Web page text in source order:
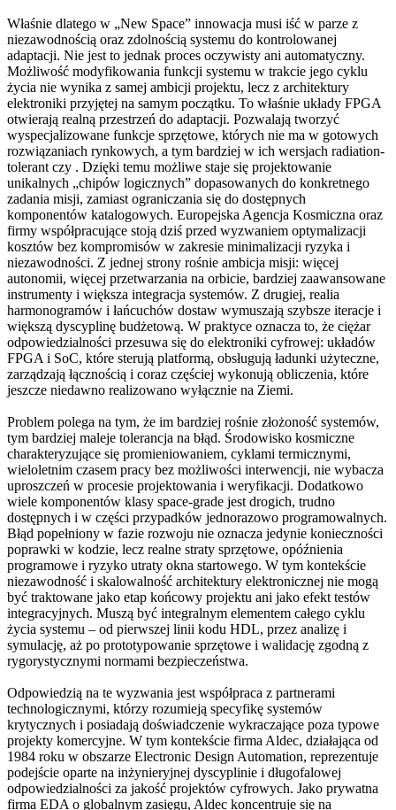
Właśnie dlatego w „New Space” innowacja musi iść w parze z
niezawodnością oraz zdolnością systemu do kontrolowanej
adaptacji. Nie jest to jednak proces oczywisty ani automatyczny.
Możliwość modyfikowania funkcji systemu w trakcie jego cyklu
życia nie wynika z samej ambicji projektu, lecz z architektury
elektroniki przyjętej na samym początku. To właśnie układy FPGA
otwierają realną przestrzeń do adaptacji. Pozwalają tworzyć
wyspecjalizowane funkcje sprzętowe, których nie ma w gotowych
rozwiązaniach rynkowych, a tym bardziej w ich wersjach radiation-
tolerant czy . Dzięki temu możliwe staje się projektowanie
unikalnych „chipów logicznych” dopasowanych do konkretnego
zadania misji, zamiast ograniczania się do dostępnych
komponentów katalogowych. Europejska Agencja Kosmiczna oraz
firmy współpracujące stoją dziś przed wyzwaniem optymalizacji
kosztów bez kompromisów w zakresie minimalizacji ryzyka i
niezawodności. Z jednej strony rośnie ambicja misji: więcej
autonomii, więcej przetwarzania na orbicie, bardziej zaawansowane
instrumenty i większa integracja systemów. Z drugiej, realia
harmonogramów i łańcuchów dostaw wymuszają szybsze iteracje i
większą dyscyplinę budżetową. W praktyce oznacza to, że ciężar
odpowiedzialności przesuwa się do elektroniki cyfrowej: układów
FPGA i SoC, które sterują platformą, obsługują ładunki użyteczne,
zarządzają łącznością i coraz częściej wykonują obliczenia, które
jeszcze niedawno realizowano wyłącznie na Ziemi.
Problem polega na tym, że im bardziej rośnie złożoność systemów,
tym bardziej maleje tolerancja na błąd. Środowisko kosmiczne
charakteryzujące się promieniowaniem, cyklami termicznymi,
wieloletnim czasem pracy bez możliwości interwencji, nie wybacza
uproszczeń w procesie projektowania i weryfikacji. Dodatkowo
wiele komponentów klasy space-grade jest drogich, trudno
dostępnych i w części przypadków jednorazowo programowalnych.
Błąd popełniony w fazie rozwoju nie oznacza jedynie konieczności
poprawki w kodzie, lecz realne straty sprzętowe, opóźnienia
programowe i ryzyko utraty okna startowego. W tym kontekście
niezawodność i skalowalność architektury elektronicznej nie mogą
być traktowane jako etap końcowy projektu ani jako efekt testów
integracyjnych. Muszą być integralnym elementem całego cyklu
życia systemu – od pierwszej linii kodu HDL, przez analizę i
symulację, aż po prototypowanie sprzętowe i walidację zgodną z
rygorystycznymi normami bezpieczeństwa.
Odpowiedzią na te wyzwania jest współpraca z partnerami
technologicznymi, którzy rozumieją specyfikę systemów
krytycznych i posiadają doświadczenie wykraczające poza typowe
projekty komercyjne. W tym kontekście firma Aldec, działająca od
1984 roku w obszarze Electronic Design Automation, reprezentuje
podejście oparte na inżynieryjnej dyscyplinie i długofalowej
odpowiedzialności za jakość projektów cyfrowych. Jako prywatna
firma EDA o globalnym zasięgu, Aldec koncentruje się na